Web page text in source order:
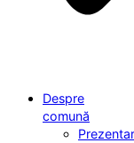
Despre
comună